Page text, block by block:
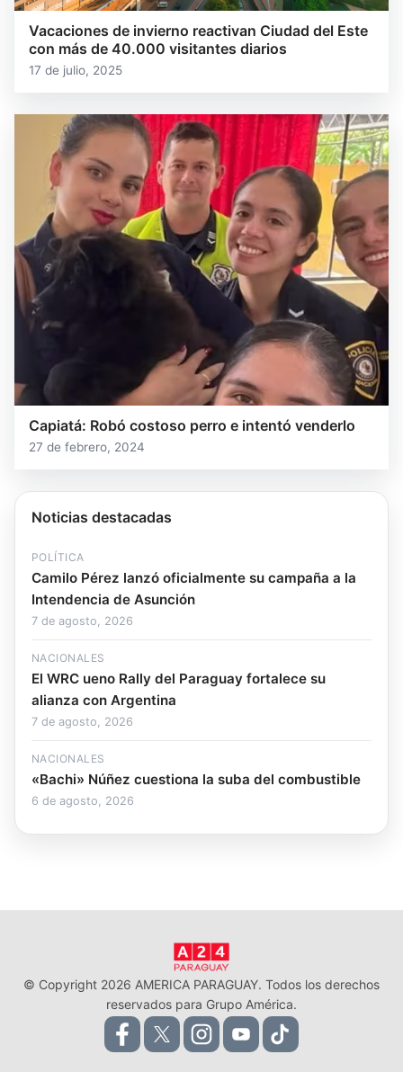
Vacaciones de invierno reactivan Ciudad del Este
con más de 40.000 visitantes diarios
17 de julio, 2025
Capiatá: Robó costoso perro e intentó venderlo
27 de febrero, 2024
Noticias destacadas
POLÍTICA
Camilo Pérez lanzó oficialmente su campaña a la
Intendencia de Asunción
7 de agosto, 2026
NACIONALES
El WRC ueno Rally del Paraguay fortalece su
alianza con Argentina
7 de agosto, 2026
NACIONALES
«Bachi» Núñez cuestiona la suba del combustible
6 de agosto, 2026
© Copyright 2026 AMERICA PARAGUAY. Todos los derechos
reservados para Grupo América.